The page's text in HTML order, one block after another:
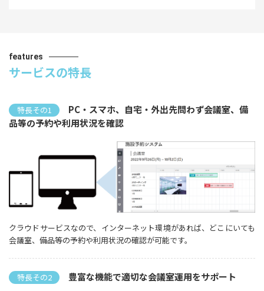
features
サービスの特長
特長その1
PC・スマホ、自宅・外出先問わず会議室、備
品等の予約や利用状況を確認
クラウドサービスなので、インターネット環境があれば、どこにいても
会議室、備品等の予約や利用状況の確認が可能です。
特長その2 豊富な機能で適切な会議室運用をサポート